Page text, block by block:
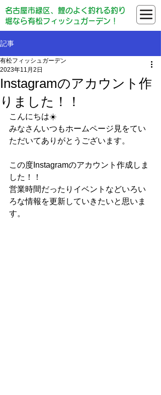
名古屋市緑区、鯉のよく釣れる釣り
堀なら有松フィッシュガーデン！
記事
Instagramのアカウント作
りました！！
有松フィッシュガーデン
2023年11月2日
こんにちは☀️
みなさんいつもホームページ見をてい
ただいてありがとうございます。
この度Instagramのアカウント作成しま
した！！
営業時間だったりイベントなどいろい
ろな情報を更新していきたいと思いま
す。